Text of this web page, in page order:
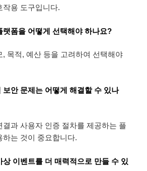
작용 도구입니다.
랫폼을 어떻게 선택해야 하나요?
, 목적, 예산 등을 고려하여 선택해야
보안 문제는 어떻게 해결할 수 있나
결과 사용자 인증 절차를 제공하는 플
하는 것이 중요합니다.
상 이벤트를 더 매력적으로 만들 수 있